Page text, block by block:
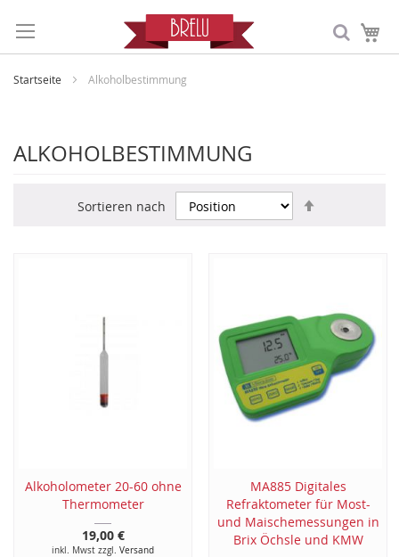
Startseite Alkoholbestimmung
ALKOHOLBESTIMMUNG
Sortieren nach
Alkoholometer 20-60 ohne
Thermometer
19,00 €
inkl. Mwst zzgl. Versand
MA885 Digitales
Refraktometer für Most-
und Maischemessungen in
Brix Öchsle und KMW